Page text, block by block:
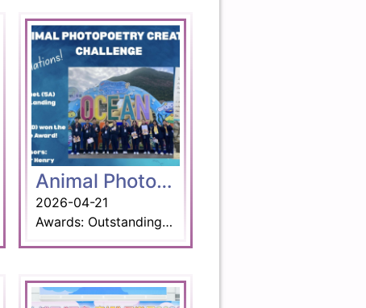
Animal Photopoetry Creative Challenge 2025/26
2026-04-21
Awards: Outstanding Award: 5A Cheung Tsz Yuet Commendable Award: 5D Lee Wing Ka Teacher Advisors: Mr. Tsui Heung Chung Mr. Daniel George Henry